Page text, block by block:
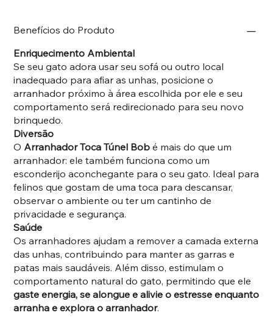
Benefícios do Produto
Enriquecimento Ambiental
Se seu gato adora usar seu sofá ou outro local
inadequado para afiar as unhas, posicione o
arranhador próximo à área escolhida por ele e seu
comportamento será redirecionado para seu novo
brinquedo.
Diversão
O Arranhador Toca Túnel Bob é mais do que um
arranhador: ele também funciona como um
esconderijo aconchegante para o seu gato. Ideal para
felinos que gostam de uma toca para descansar,
observar o ambiente ou ter um cantinho de
privacidade e segurança.
Saúde
Os arranhadores ajudam a remover a camada externa
das unhas, contribuindo para manter as garras e
patas mais saudáveis. Além disso, estimulam o
comportamento natural do gato, permitindo que ele
gaste energia, se alongue e alivie o estresse enquanto
arranha e explora o arranhador.